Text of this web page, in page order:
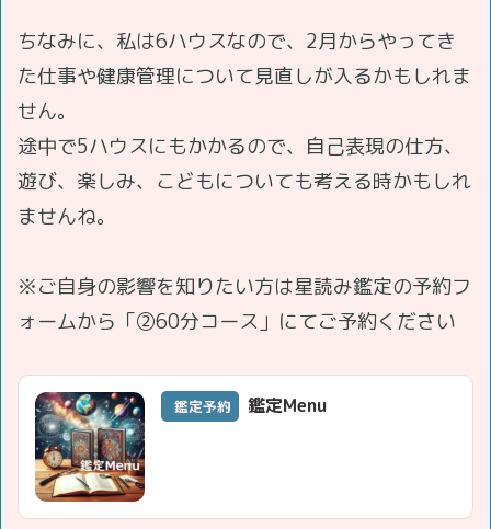
ちなみに、私は6ハウスなので、2月からやってき
た仕事や健康管理について見直しが入るかもしれま
せん。
途中で5ハウスにもかかるので、自己表現の仕方、
遊び、楽しみ、こどもについても考える時かもしれ
ませんね。
※ご自身の影響を知りたい方は星読み鑑定の予約フ
ォームから「②60分コース」にてご予約ください
鑑定予約 鑑定Menu